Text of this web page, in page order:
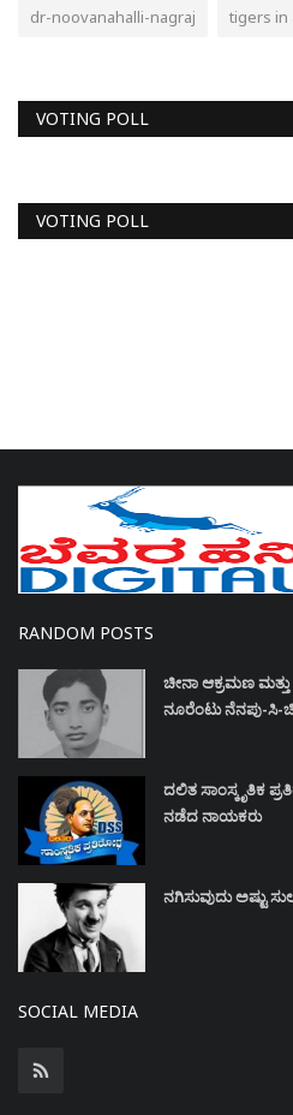
dr-noovanahalli-nagraj tigers in
VOTING POLL
VOTING POLL
RANDOM POSTS
ಚೀನಾ ಆಕ್ರಮಣ
ನೂರೆಂಟು ನೆನಪು-ಸಿ-
ದಲಿತ ಸಾಂಸ್ಕೃತಿಕ
ನಡೆದ ನಾಯಕರು
ನಗಿಸುವುದು ಅಷ್ಟು
SOCIAL MEDIA